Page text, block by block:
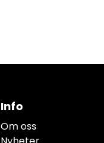
Info
Om oss